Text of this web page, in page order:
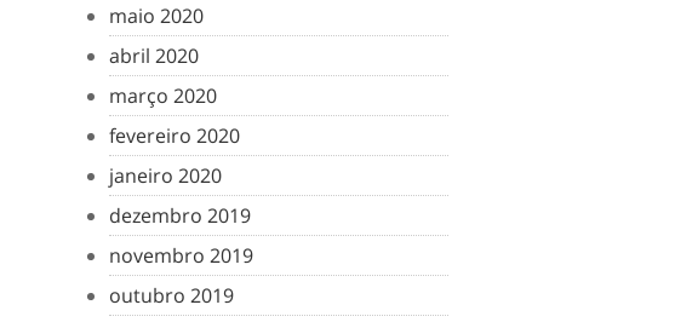
maio 2020
abril 2020
março 2020
fevereiro 2020
janeiro 2020
dezembro 2019
novembro 2019
outubro 2019